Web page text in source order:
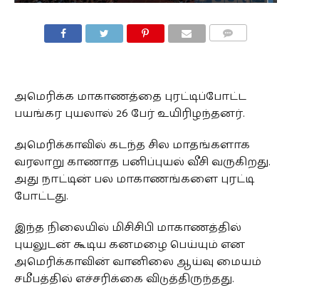
அமெரிக்க மாகாணத்தை புரட்டிப்போட்ட
பயங்கர புயலால் 26 பேர் உயிரிழந்தனர்.
அமெரிக்காவில் கடந்த சில மாதங்களாக
வரலாறு காணாத பனிப்புயல் வீசி வருகிறது.
அது நாட்டின் பல மாகாணங்களை புரட்டி
போட்டது.
இந்த நிலையில் மிசிசிபி மாகாணத்தில்
புயலுடன் கூடிய கனமழை பெய்யும் என
அமெரிக்காவின் வானிலை ஆய்வு மையம்
சமீபத்தில் எச்சரிக்கை விடுத்திருந்தது.